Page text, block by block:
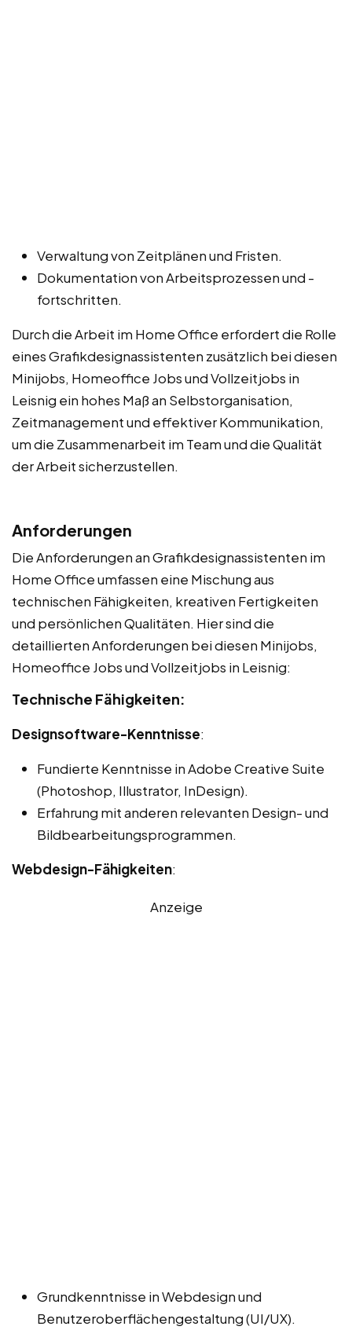
Verwaltung von Zeitplänen und Fristen.
Dokumentation von Arbeitsprozessen und -
fortschritten.
Durch die Arbeit im Home Office erfordert die Rolle
eines Grafikdesignassistenten zusätzlich bei diesen
Minijobs, Homeoffice Jobs und Vollzeitjobs in
Leisnig ein hohes Maß an Selbstorganisation,
Zeitmanagement und effektiver Kommunikation,
um die Zusammenarbeit im Team und die Qualität
der Arbeit sicherzustellen.
Anforderungen
Die Anforderungen an Grafikdesignassistenten im
Home Office umfassen eine Mischung aus
technischen Fähigkeiten, kreativen Fertigkeiten
und persönlichen Qualitäten. Hier sind die
detaillierten Anforderungen bei diesen Minijobs,
Homeoffice Jobs und Vollzeitjobs in Leisnig:
Technische Fähigkeiten:
Designsoftware-Kenntnisse:
Fundierte Kenntnisse in Adobe Creative Suite
(Photoshop, Illustrator, InDesign).
Erfahrung mit anderen relevanten Design- und
Bildbearbeitungsprogrammen.
Webdesign-Fähigkeiten:
Anzeige
Grundkenntnisse in Webdesign und
Benutzeroberflächengestaltung (UI/UX).